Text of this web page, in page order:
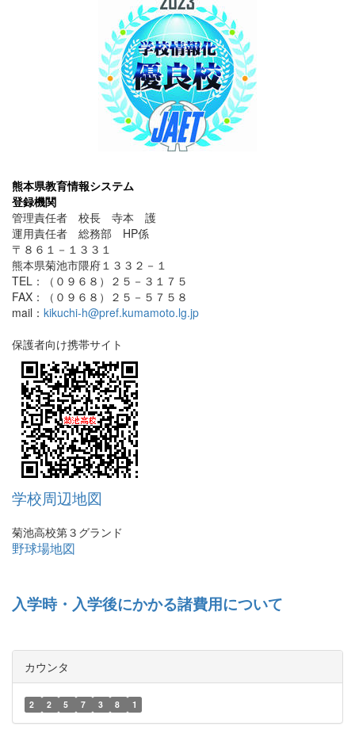
熊本県教育情報システム
登録機関
管理責任者 校長 寺本 護
運用責任者 総務部 HP係
〒８６１－１３３１
熊本県菊池市隈府１３３２－１
TEL：（０９６８）２５－３１７５
FAX：（０９６８）２５－５７５８
mail： kikuchi-h@pref.kumamoto.lg.jp
保護者向け携帯サイト
学校周辺地図
菊池高校第３グランド
野球場地図
入学時・入学後にかかる諸費用について
カウンタ
2 2 5 7 3 8 1